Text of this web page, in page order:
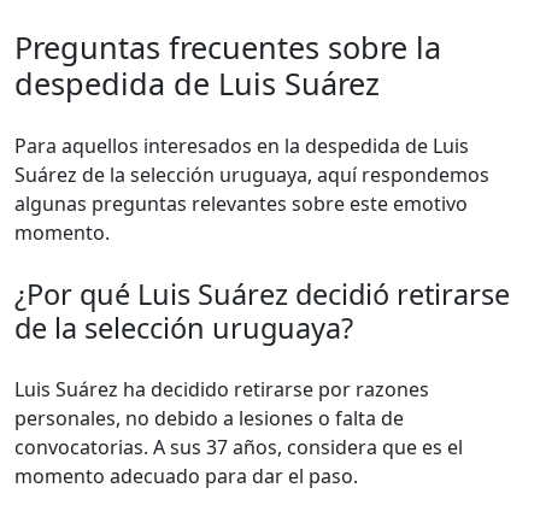
Preguntas frecuentes sobre la
despedida de Luis Suárez
Para aquellos interesados en la despedida de Luis
Suárez de la selección uruguaya, aquí respondemos
algunas preguntas relevantes sobre este emotivo
momento.
¿Por qué Luis Suárez decidió retirarse
de la selección uruguaya?
Luis Suárez ha decidido retirarse por razones
personales, no debido a lesiones o falta de
convocatorias. A sus 37 años, considera que es el
momento adecuado para dar el paso.